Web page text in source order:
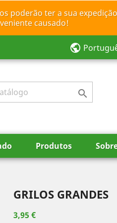
poderão ter a sua
causado!
public

Produtos
GRILOS GRANDES
3,95 €